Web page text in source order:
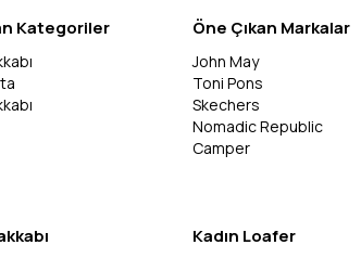
Kategoriler Öne Çıkan Markalar
John May
Toni Pons
Skechers
Nomadic Republic
Camper
Kadın Loafer